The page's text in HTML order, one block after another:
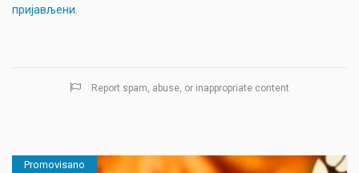
пријављени.
Report spam, abuse, or inappropriate content
Promovisano